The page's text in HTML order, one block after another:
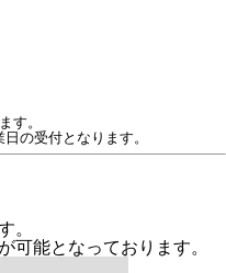
す。
の受付となります。
。
可能となっております。